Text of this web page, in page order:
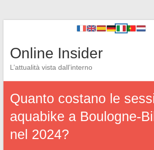
Online Insider
L’attualità vista dall’interno
Quanto costano le
aquabike a Boulogne-
nel 2024?